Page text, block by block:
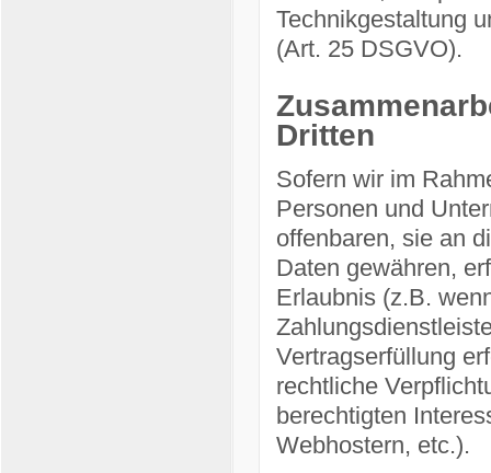
Technikgestaltung
(Art. 25 DSGVO).
Dritten
Sofern wir im
Personen und
offenbaren, sie an
Daten gewähren,
Erlaubnis (z.B.
Vertragserfüllung
rechtliche
berechtigten
Webhostern, etc.).